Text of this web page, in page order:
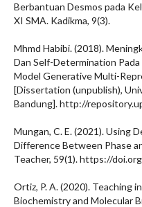
Berbantuan Desmos pada
XI SMA. Kadikma, 9(3).
Mhmd Habibi. (2018).
Dan Self-Determination
Model Generative Multi-
[Dissertation (unpublish),
Bandung]. http://
Mungan, C. E. (2021). Using
Difference Between Phase
Teacher, 59(1). https://
Ortiz, P. A. (2020). Teaching
Biochemistry and Molecular